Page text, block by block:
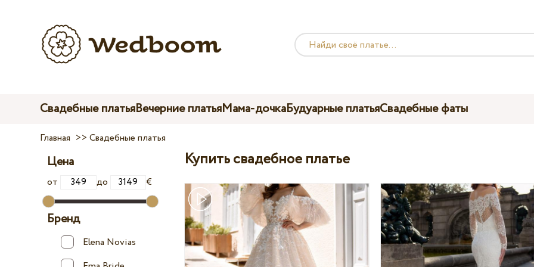
Свадебные платьяВечерние платьяМама-дочкаБудуарные платьяСвадебные фаты
Главная >>Свадебные платья
Цена
от до €
Бренд
Elena Novias
Купить свадебное платье